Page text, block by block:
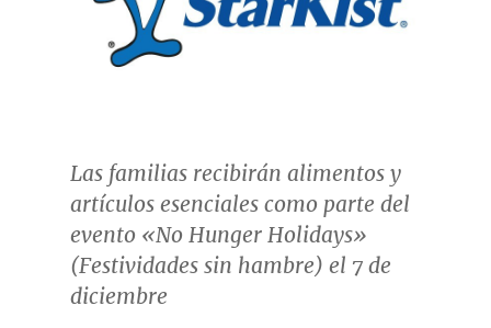
Las familias recibirán alimentos y
artículos esenciales como parte del
evento «No Hunger Holidays»
(Festividades sin hambre) el 7 de
diciembre